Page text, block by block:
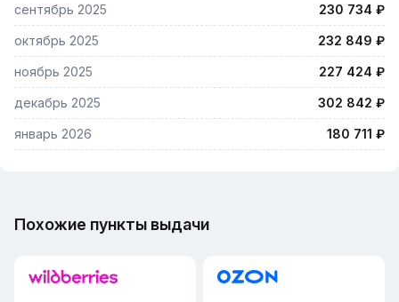
сентябрь 2025 230 734 ₽
октябрь 2025 232 849 ₽
ноябрь 2025 227 424 ₽
декабрь 2025 302 842 ₽
январь 2026 180 711 ₽
Похожие пункты выдачи